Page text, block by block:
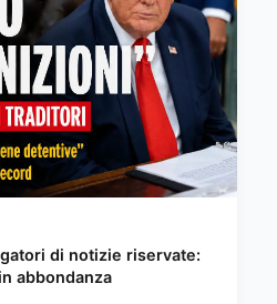
di notizie riservate:
abbondanza